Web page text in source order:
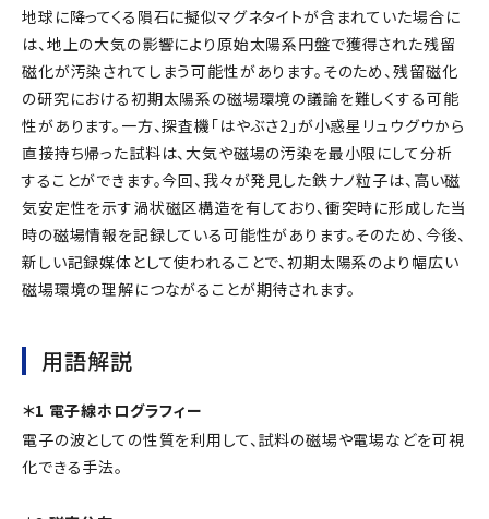
地球に降ってくる隕石に擬似マグネタイトが含まれていた場合に
は、地上の大気の影響により原始太陽系円盤で獲得された残留
磁化が汚染されてしまう可能性があります。そのため、残留磁化
の研究における初期太陽系の磁場環境の議論を難しくする可能
性があります。一方、探査機「はやぶさ2」が小惑星リュウグウから
直接持ち帰った試料は、大気や磁場の汚染を最小限にして分析
することができます。今回、我々が発見した鉄ナノ粒子は、高い磁
気安定性を示す渦状磁区構造を有しており、衝突時に形成した当
時の磁場情報を記録している可能性があります。そのため、今後、
新しい記録媒体として使われることで、初期太陽系のより幅広い
磁場環境の理解につながることが期待されます。
用語解説
＊1 電子線ホログラフィー
電子の波としての性質を利用して、試料の磁場や電場などを可視
化できる手法。